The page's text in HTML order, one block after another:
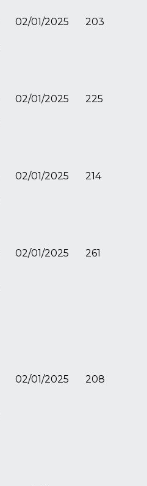
02/01/2025 203
02/01/2025 225
02/01/2025 214
02/01/2025 261
02/01/2025 208